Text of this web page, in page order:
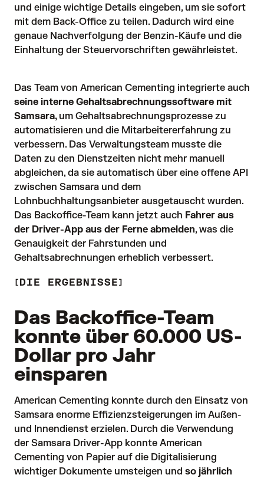
und einige wichtige Details eingeben, um sie sofort
mit dem Back-Office zu teilen. Dadurch wird eine
genaue Nachverfolgung der Benzin-Käufe und die
Einhaltung der Steuervorschriften gewährleistet.
seine interne Gehaltsabrechnungssoftware mit
Samsara, um Gehaltsabrechnungsprozesse zu
automatisieren und die Mitarbeitererfahrung zu
verbessern. Das Verwaltungsteam musste die
Daten zu den Dienstzeiten nicht mehr manuell
abgleichen, da sie automatisch über eine offene API
zwischen Samsara und dem
Lohnbuchhaltungsanbieter ausgetauscht wurden.
Das Backoffice-Team kann jetzt auch Fahrer aus
der Driver-App aus der Ferne abmelden, was die
Genauigkeit der Fahrstunden und
Gehaltsabrechnungen erheblich verbessert.
DIE ERGEBNISSE
Das Backoffice-Team
konnte über 60.000 US-
Dollar pro Jahr
einsparen
American Cementing konnte durch den Einsatz von
Samsara enorme Effizienzsteigerungen im Außen-
und Innendienst erzielen. Durch die Verwendung
der Samsara Driver-App konnte American
Cementing von Papier auf die Digitalisierung
wichtiger Dokumente umsteigen und so jährlich